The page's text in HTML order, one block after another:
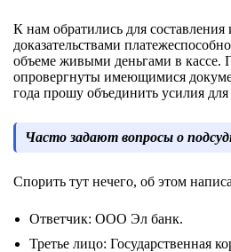
К нам обратились для
доказательствами
объеме живыми деньгами в кассе.
опровергнуты имеющимися
года прошу объединить усилия
Часто задают вопросы о
Спорить тут нечего, об этом
Ответчик: ООО Эл банк.
Третье лицо: Государственная